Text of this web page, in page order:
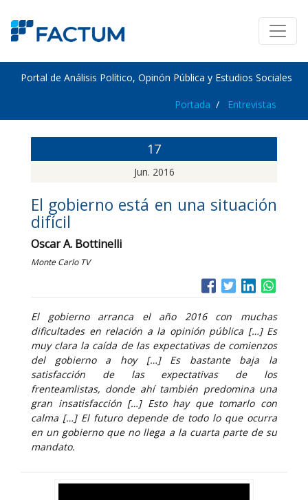
Portal de Análisis Político, Opinón Pública y Estudios Sociales
Portada Entrevistas
17
Jun. 2016
El gobierno está en una situación
difícil
Oscar A. Bottinelli
Monte Carlo TV
El gobierno arranca el año 2016 con muchas
dificultades en relación a la opinión pública […] Es
muy clara la caída de las expectativas de comienzos
del gobierno a hoy […] Es bastante baja la
satisfacción de las expectativas de los
frenteamlistas, donde ahí también predomina una
gran insatisfacción […] Esto hay que tomarlo con
calma […] El futuro depende de todo lo que ocurra
en un gobierno que no llega a la cuarta parte de su
mandato.